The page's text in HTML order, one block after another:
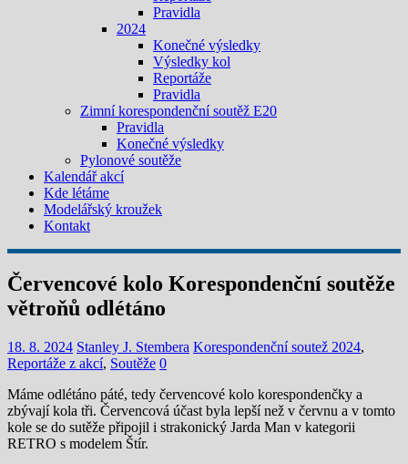
Pravidla
2024
Konečné výsledky
Výsledky kol
Reportáže
Pravidla
Zimní korespondenční soutěž E20
Pravidla
Konečné výsledky
Pylonové soutěže
Kalendář akcí
Kde létáme
Modelářský kroužek
Kontakt
Červencové kolo Korespondenční soutěže
větroňů odlétáno
18. 8. 2024 Stanley J. Stembera Korespondenční soutež 2024,
Reportáže z akcí, Soutěže 0
Máme odlétáno páté, tedy červencové kolo korespondenčky a
zbývají kola tři. Červencová účast byla lepší než v červnu a v tomto
kole se do sutěže připojil i strakonický Jarda Man v kategorii
RETRO s modelem Štír.